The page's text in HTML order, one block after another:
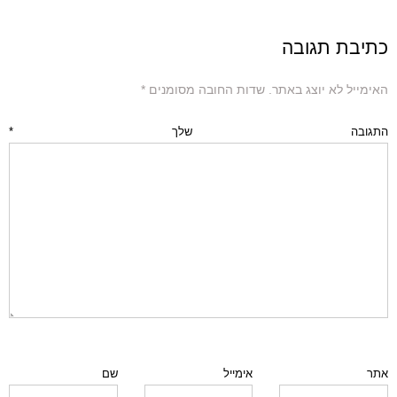
כתיבת תגובה
האימייל לא יוצג באתר. שדות החובה מסומנים *
התגובה שלך *
שם אימייל אתר